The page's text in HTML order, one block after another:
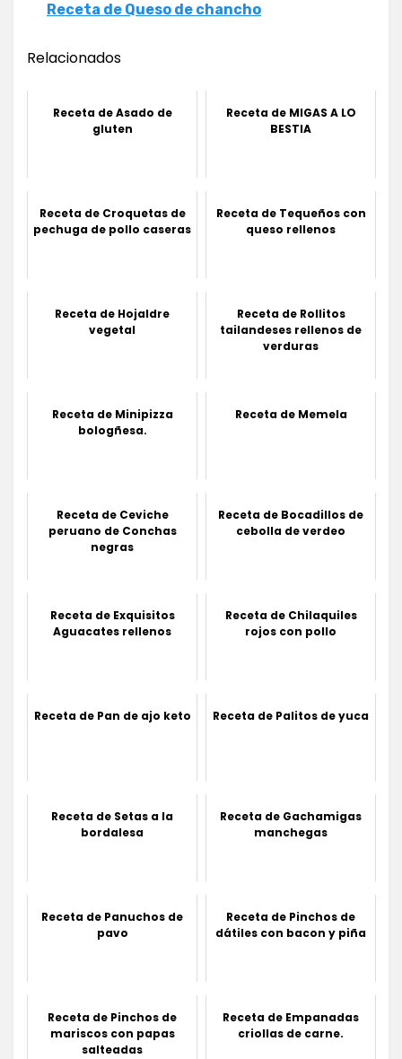
Receta de Queso de chancho
Relacionados
Receta de Asado de
gluten
Receta de MIGAS A LO
BESTIA
Receta de Croquetas de
pechuga de pollo caseras
Receta de Tequeños con
queso rellenos
Receta de Hojaldre
vegetal
Receta de Rollitos
tailandeses rellenos de
verduras
Receta de Minipizza
bologñesa.
Receta de Memela
Receta de Ceviche
peruano de Conchas
negras
Receta de Bocadillos de
cebolla de verdeo
Receta de Exquisitos
Aguacates rellenos
Receta de Chilaquiles
rojos con pollo
Receta de Pan de ajo keto Receta de Palitos de yuca
Receta de Setas a la
bordalesa
Receta de Gachamigas
manchegas
Receta de Panuchos de
pavo
Receta de Pinchos de
dátiles con bacon y piña
Receta de Pinchos de
mariscos con papas
salteadas
Receta de Empanadas
criollas de carne.